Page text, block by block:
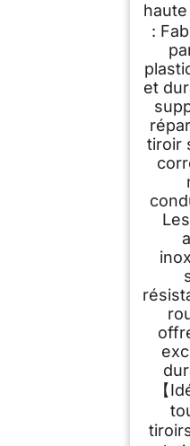
haute
:
et
tiroir
【